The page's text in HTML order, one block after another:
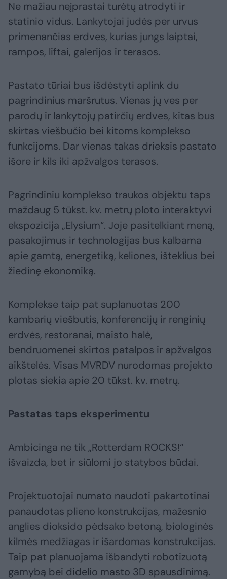
Ne mažiau neįprastai turėtų atrodyti ir
statinio vidus. Lankytojai judės per urvus
primenančias erdves, kurias jungs laiptai,
rampos, liftai, galerijos ir terasos.
Pastato tūriai bus išdėstyti aplink du
pagrindinius maršrutus. Vienas jų ves per
parodų ir lankytojų patirčių erdves, kitas bus
skirtas viešbučio bei kitoms komplekso
funkcijoms. Dar vienas takas drieksis pastato
išore ir kils iki apžvalgos terasos.
Pagrindiniu komplekso traukos objektu taps
maždaug 5 tūkst. kv. metrų ploto interaktyvi
ekspozicija „Elysium“. Joje pasitelkiant meną,
pasakojimus ir technologijas bus kalbama
apie gamtą, energetiką, keliones, išteklius bei
žiedinę ekonomiką.
Komplekse taip pat suplanuotas 200
kambarių viešbutis, konferencijų ir renginių
erdvės, restoranai, maisto halė,
bendruomenei skirtos patalpos ir apžvalgos
aikštelės. Visas MVRDV nurodomas projekto
plotas siekia apie 20 tūkst. kv. metrų.
Pastatas taps eksperimentu
Ambicinga ne tik „Rotterdam ROCKS!“
išvaizda, bet ir siūlomi jo statybos būdai.
Projektuotojai numato naudoti pakartotinai
panaudotas plieno konstrukcijas, mažesnio
anglies dioksido pėdsako betoną, biologinės
kilmės medžiagas ir išardomas konstrukcijas.
Taip pat planuojama išbandyti robotizuotą
gamybą bei didelio masto 3D spausdinimą.